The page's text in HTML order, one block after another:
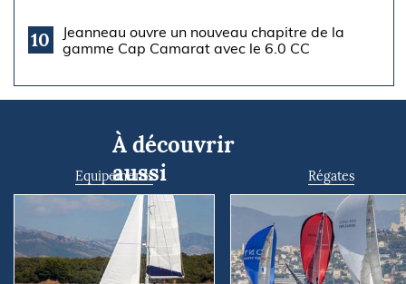
10
Jeanneau ouvre un nouveau chapitre de la
gamme Cap Camarat avec le 6.0 CC
À découvrir
aussi
Equipements Régates